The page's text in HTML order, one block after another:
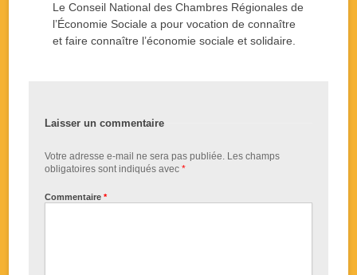
Le Conseil National des Chambres Régionales de
l’Économie Sociale a pour vocation de connaître
et faire connaître l’économie sociale et solidaire.
Laisser un commentaire
Votre adresse e-mail ne sera pas publiée. Les champs
obligatoires sont indiqués avec*
Commentaire*